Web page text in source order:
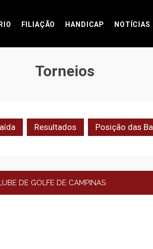
FILIAÇÃO HANDICAP NOTÍCIAS
Torneios
Resultados Posição das
DE GOLFE DE CAMPINAS